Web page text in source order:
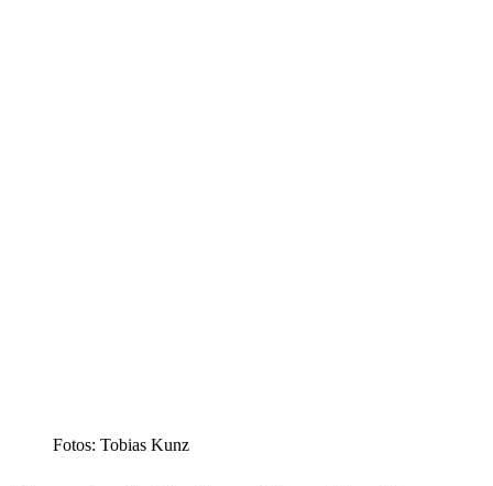
Fotos: Tobias Kunz